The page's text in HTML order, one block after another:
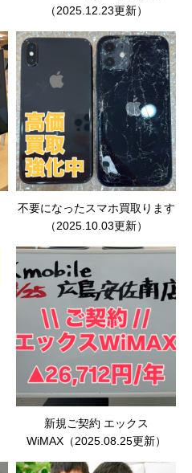
（2025.12.23更新）
不要になったスマホ買取ります
（2025.10.03更新）
新規ご契約 エックス
WiMAX（2025.08.25更新）